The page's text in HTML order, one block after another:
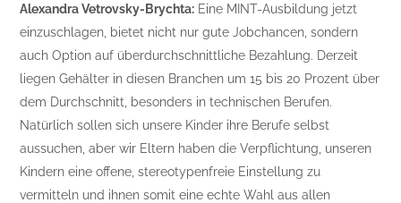
Alexandra Vetrovsky-Brychta: Eine MINT-Ausbildung jetzt
einzuschlagen, bietet nicht nur gute Jobchancen, sondern
auch Option auf überdurchschnittliche Bezahlung. Derzeit
liegen Gehälter in diesen Branchen um 15 bis 20 Prozent über
dem Durchschnitt, besonders in technischen Berufen.
Natürlich sollen sich unsere Kinder ihre Berufe selbst
aussuchen, aber wir Eltern haben die Verpflichtung, unseren
Kindern eine offene, stereotypenfreie Einstellung zu
vermitteln und ihnen somit eine echte Wahl aus allen